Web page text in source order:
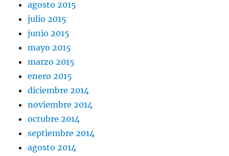
agosto 2015
julio 2015
junio 2015
mayo 2015
marzo 2015
enero 2015
diciembre 2014
noviembre 2014
octubre 2014
septiembre 2014
agosto 2014